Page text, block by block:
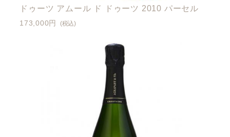
ドゥーツ アムール ド ドゥーツ 2010 パーセル
173,000円 (税込)